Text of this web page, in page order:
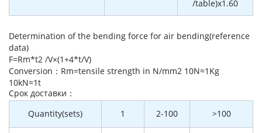
/table)x1.60
Determination of the bending force for air bending(reference
data)
F=Rm*t2 /V×(1+4*t/V)
Conversion：Rm=tensile strength in N/mm2 10N≈1Kg
10kN≈1t
Cрок доставки：
Quantity(sets)
1 2-100 >100